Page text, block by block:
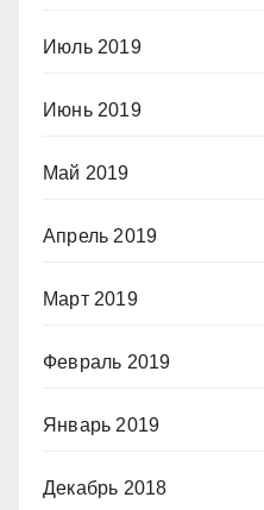
Июль 2019
Июнь 2019
Май 2019
Апрель 2019
Март 2019
Февраль 2019
Январь 2019
Декабрь 2018